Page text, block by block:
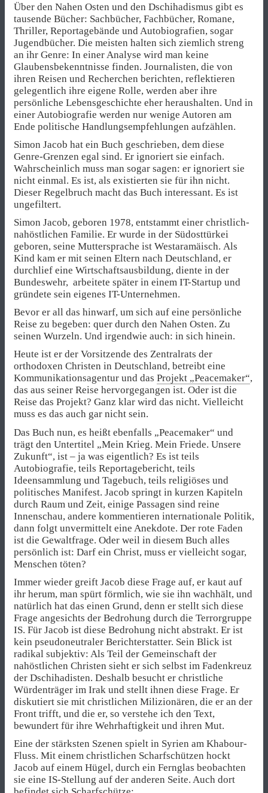
Über den Nahen Osten und den Dschihadismus gibt es
tausende Bücher: Sachbücher, Fachbücher, Romane,
Thriller, Reportagebände und Autobiografien, sogar
Jugendbücher. Die meisten halten sich ziemlich streng
an ihr Genre: In einer Analyse wird man keine
Glaubensbekenntnisse finden. Journalisten, die von
ihren Reisen und Recherchen berichten, reflektieren
gelegentlich ihre eigene Rolle, werden aber ihre
persönliche Lebensgeschichte eher heraushalten. Und in
einer Autobiografie werden nur wenige Autoren am
Ende politische Handlungsempfehlungen aufzählen.
Simon Jacob hat ein Buch geschrieben, dem diese
Genre-Grenzen egal sind. Er ignoriert sie einfach.
Wahrscheinlich muss man sogar sagen: er ignoriert sie
nicht einmal. Es ist, als existierten sie für ihn nicht.
Dieser Regelbruch macht das Buch interessant. Es ist
ungefiltert.
Simon Jacob, geboren 1978, entstammt einer christlich-
nahöstlichen Familie. Er wurde in der Südosttürkei
geboren, seine Muttersprache ist Westaramäisch. Als
Kind kam er mit seinen Eltern nach Deutschland, er
durchlief eine Wirtschaftsausbildung, diente in der
Bundeswehr, arbeitete später in einem IT-Startup und
gründete sein eigenes IT-Unternehmen.
Bevor er all das hinwarf, um sich auf eine persönliche
Reise zu begeben: quer durch den Nahen Osten. Zu
seinen Wurzeln. Und irgendwie auch: in sich hinein.
Heute ist er der Vorsitzende des Zentralrats der
orthodoxen Christen in Deutschland, betreibt eine
Kommunikationsagentur und das Projekt „Peacemaker“,
das aus seiner Reise hervorgegangen ist. Oder ist die
Reise das Projekt? Ganz klar wird das nicht. Vielleicht
muss es das auch gar nicht sein.
Das Buch nun, es heißt ebenfalls „Peacemaker“ und
trägt den Untertitel „Mein Krieg. Mein Friede. Unsere
Zukunft“, ist – ja was eigentlich? Es ist teils
Autobiografie, teils Reportagebericht, teils
Ideensammlung und Tagebuch, teils religiöses und
politisches Manifest. Jacob springt in kurzen Kapiteln
durch Raum und Zeit, einige Passagen sind reine
Innenschau, andere kommentieren internationale Politik,
dann folgt unvermittelt eine Anekdote. Der rote Faden
ist die Gewaltfrage. Oder weil in diesem Buch alles
persönlich ist: Darf ein Christ, muss er vielleicht sogar,
Menschen töten?
Immer wieder greift Jacob diese Frage auf, er kaut auf
ihr herum, man spürt förmlich, wie sie ihn wachhält, und
natürlich hat das einen Grund, denn er stellt sich diese
Frage angesichts der Bedrohung durch die Terrorgruppe
IS. Für Jacob ist diese Bedrohung nicht abstrakt. Er ist
kein pseudoneutraler Berichterstatter. Sein Blick ist
radikal subjektiv: Als Teil der Gemeinschaft der
nahöstlichen Christen sieht er sich selbst im Fadenkreuz
der Dschihadisten. Deshalb besucht er christliche
Würdenträger im Irak und stellt ihnen diese Frage. Er
diskutiert sie mit christlichen Milizionären, die er an der
Front trifft, und die er, so verstehe ich den Text,
bewundert für ihre Wehrhaftigkeit und ihren Mut.
Eine der stärksten Szenen spielt in Syrien am Khabour-
Fluss. Mit einem christlichen Scharfschützen hockt
Jacob auf einem Hügel, durch ein Fernglas beobachten
sie eine IS-Stellung auf der anderen Seite. Auch dort